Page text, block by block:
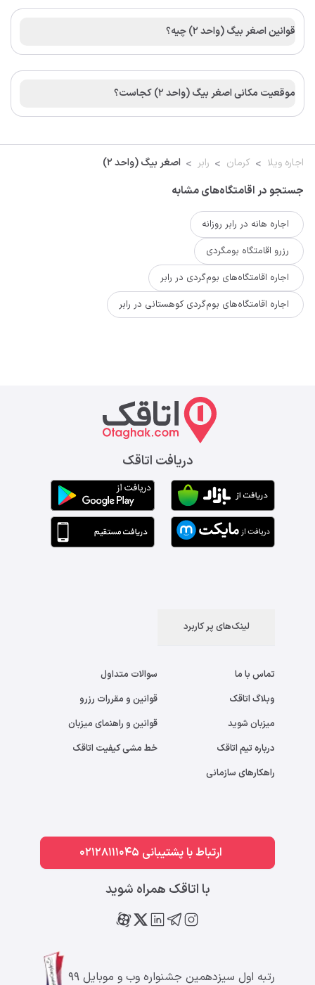
قوانین اصغر بیگ (واحد 2) چیه؟
موقعیت مکانی اصغر بیگ (واحد 2) کجاست؟
اجاره ویلا کرمان رابر اصغر بیگ (واحد 2)
جستجو در اقامتگاه‌های مشابه
اجاره هانه در رابر روزانه
رزرو اقامتگاه بومگردی
اجاره اقامتگاه‌های بوم‌گردی در رابر
اجاره اقامتگاه‌های بوم‌گردی کوهستانی در رابر
دریافت اتاقک
لینک‌های پر کاربرد
تماس با ما
وبلاگ اتاقک
میزبان شوید
درباره تیم اتاقک
راهکارهای سازمانی
سوالات متداول
قوانین و مقررات رزرو
قوانین و راهنمای میزبان
خط مشی کیفیت اتاقک
ارتباط با پشتیبانی 02128111045
با اتاقک همراه شوید
رتبه اول سیزدهمین جشنواره وب و موبایل ۹۹